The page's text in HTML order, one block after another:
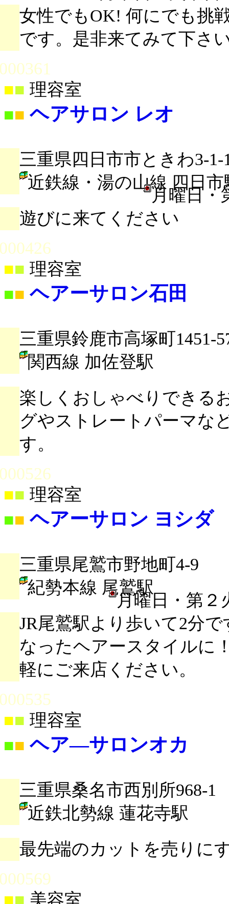
女性でもOK! 何にでも挑
です。是非来てみて下さ
■ 理容室
■■ ヘアサロン レオ
三重県四日市市ときわ3-1-
近鉄線・湯の山線 四日
月曜日・
遊びに来てください
■ 理容室
■■ ヘアーサロン石田
三重県鈴鹿市高塚町1451-
関西線 加佐登駅
楽しくおしゃべりできる
グやストレートパーマな
す。
■ 理容室
■■ ヘアーサロン ヨシダ
三重県尾鷲市野地町4-9
紀勢本線 尾鷲駅
月曜日・第２
JR尾鷲駅より歩いて2分
なったヘアースタイルに
軽にご来店ください。
■ 理容室
■■ ヘア―サロンオカ
三重県桑名市西別所968-1
近鉄北勢線 蓮花寺駅
最先端のカットを売りに
■ 美容室